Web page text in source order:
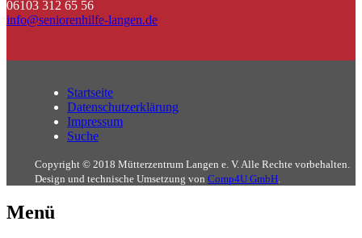
06103 312 65 56
info@seniorenhilfe-langen.de
Startseite
Datenschutzerklärung
Impressum
Suche
Copyright © 2018 Mütterzentrum Langen e. V. Alle Rechte vorbehalten.
Design und technische Umsetzung von Comp4U GmbH.
Menü